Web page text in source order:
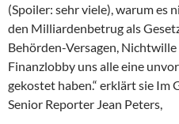
(Spoiler: sehr viele), warum es
den Milliardenbetrug als
Behörden-Versagen,
Finanzlobby uns alle eine
gekostet haben.“ erklärt sie Im
Senior Reporter Jean Peters,